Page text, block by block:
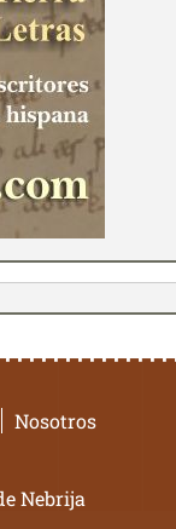
Nosotros
Nebrija